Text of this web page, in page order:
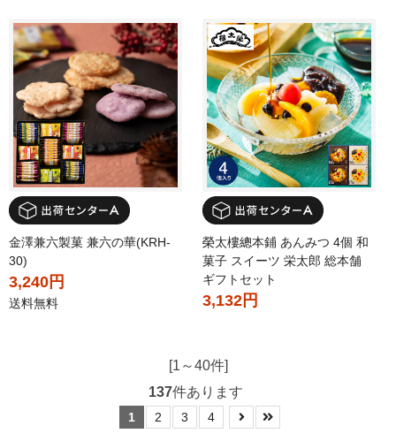
金澤兼六製菓 兼六の華(KRH-
30)
3,240円
送料無料
榮太樓總本鋪 あんみつ 4個 和
菓子 スイーツ 栄太郎 総本舗
ギフトセット
3,132円
[1～40件]
137件あります
1 2 3 4